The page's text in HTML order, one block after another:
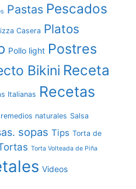
Pastas Pescados
Casera Platos
Pollo light Postres
Bikini Receta
Italianas Recetas
remedios naturales Salsa
sopas Tips Torta de
Torta Volteada de Piña
Videos